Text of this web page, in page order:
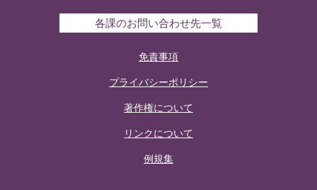
各課のお問い合わせ先一覧
免責事項
プライバシーポリシー
著作権について
リンクについて
例規集